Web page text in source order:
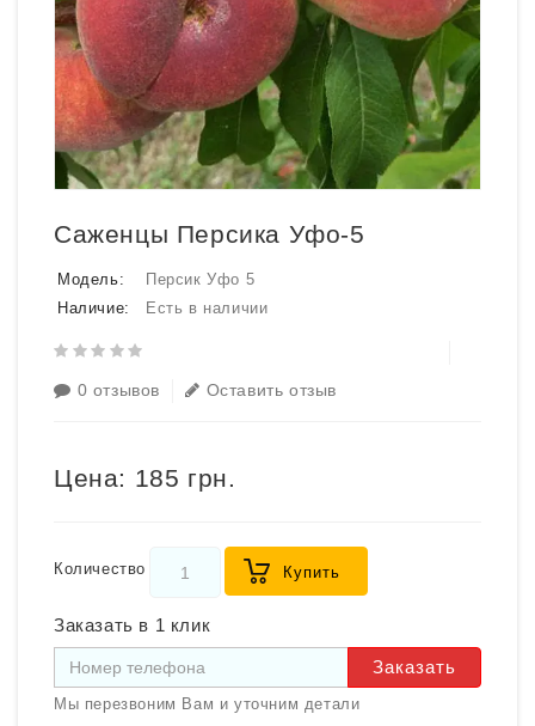
Саженцы Персика Уфо-5
Модель:
Персик Уфо 5
Наличие:
Есть в наличии
0 отзывов Оставить отзыв
Цена: 185 грн.
Количество Купить
Заказать в 1 клик
Заказать
Мы перезвоним Вам и уточним детали